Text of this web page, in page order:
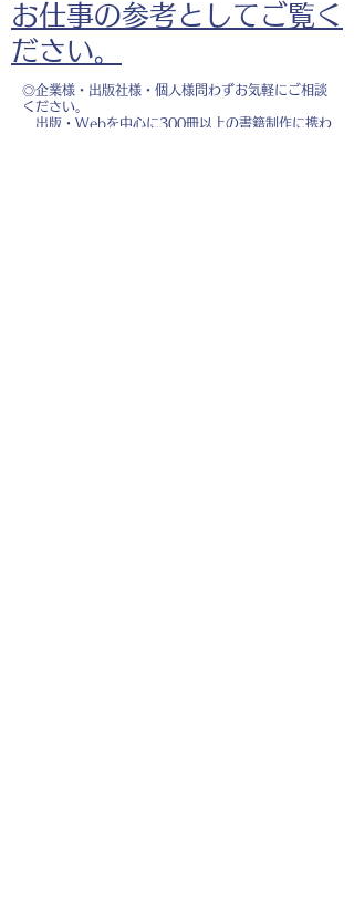
お仕事の参考としてご覧く
ださい。
◎企業様・出版社様・個人様問わずお気軽にご相談
ください。
出版・Webを中心に300冊以上の書籍制作に携わ